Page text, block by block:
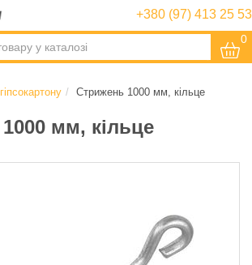
+380 (97) 413 25 53
0
Стрижень 1000 мм, кільце
мм, кільце